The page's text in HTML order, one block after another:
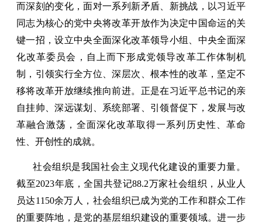
而深刻的变化，面对一系列新矛盾、新挑战，以习近平
同志为核心的党中央将改革开放作为决定中国命运的关
键一招，设立中央全面深化改革领导小组、中央全面深
化改革委员会，自上而下形成党领导改革工作体制机
制，引领实行全方位、深层次、根本性的改革，坚定不
移将改革开放继续推向前进。正是在习近平总书记的亲
自挂帅、深远谋划、系统部署、引领督促下，发展与改
革融合激荡，全面深化改革取得一系列历史性、革命
性、开创性的成就。
社会组织是我国社会主义现代化建设的重要力量。
截至2023年底，全国共登记88.2万家社会组织，从业人
员达1150余万人，社会组织已成为党的工作和群众工作
的重要阵地，是党的基层组织建设的重要领域。进一步